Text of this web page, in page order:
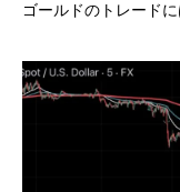
ゴールドのトレード